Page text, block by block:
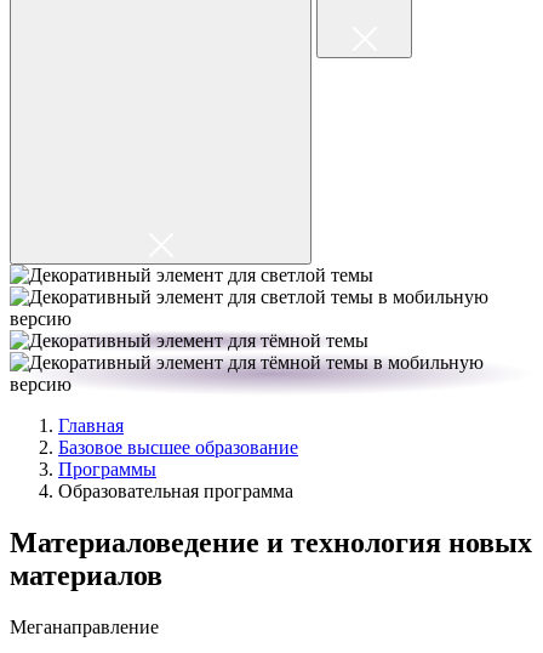
Главная
Базовое высшее образование
Программы
Образовательная программа
Материаловедение и технология новых
материалов
Меганаправление